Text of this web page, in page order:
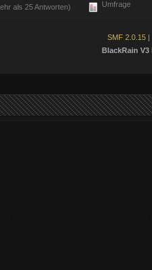
als 25 Antworten)
Umfrage
SMF 2.0.15 |
BlackRain V3